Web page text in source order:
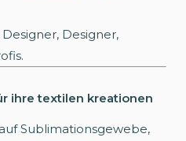
Designer, Designer,
ihre textilen kreationen
Sublimationsgewebe,